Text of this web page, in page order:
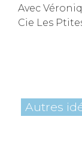
Avec
Cie Les
Autres